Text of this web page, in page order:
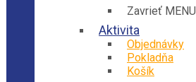
Zavrieť MENU
Aktivita
Objednávky
Pokladňa
Košík